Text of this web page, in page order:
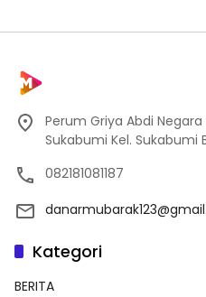
Perum Griya Abdi Negara
Sukabumi Kel. Sukabumi
082181081187
Kategori
BERITA